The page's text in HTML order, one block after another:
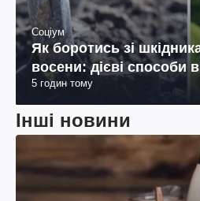
Соціум
Як боротись зі
восени: дієві способи
5 годин тому
Інші новини